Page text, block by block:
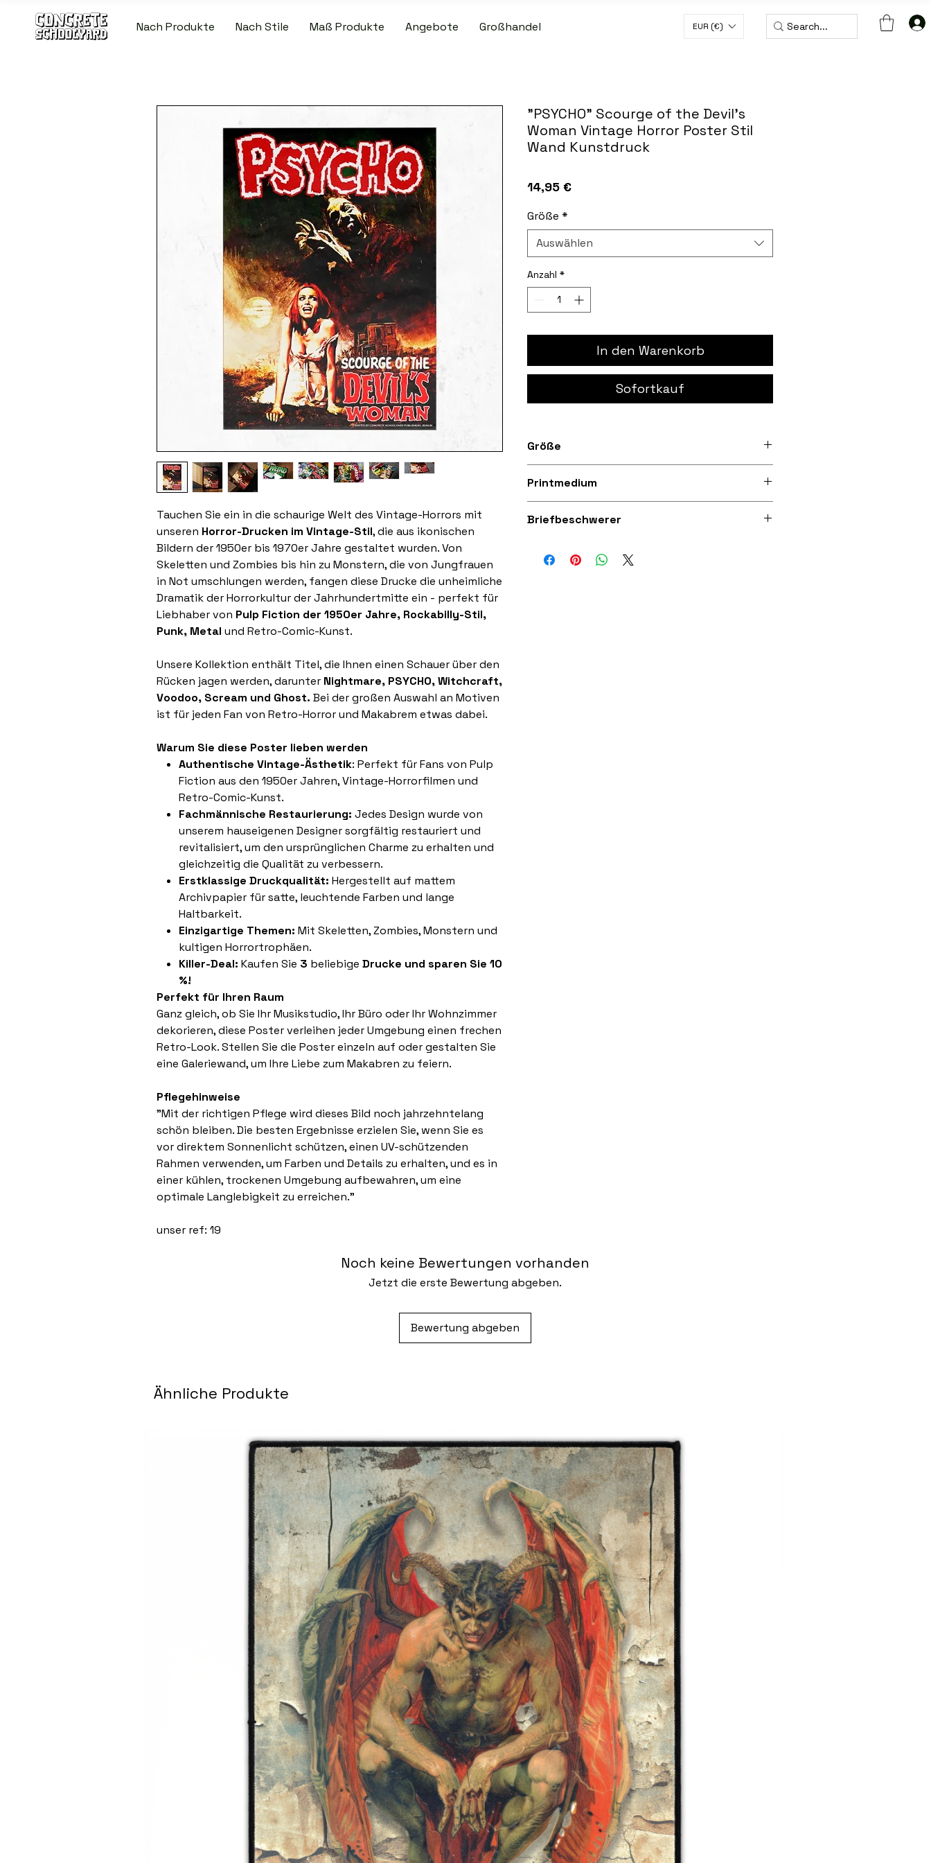
Nach Produkte Nach Stile Maß Produkte Angebote Großhandel EUR (€)
Tauchen Sie ein in die schaurige Welt des Vintage-Horrors mit
unseren Horror-Drucken im Vintage-Stil, die aus ikonischen
Bildern der 1950er bis 1970er Jahre gestaltet wurden. Von
Skeletten und Zombies bis hin zu Monstern, die von Jungfrauen
in Not umschlungen werden, fangen diese Drucke die unheimliche
Dramatik der Horrorkultur der Jahrhundertmitte ein - perfekt für
Liebhaber von Pulp Fiction der 1950er Jahre, Rockabilly-Stil,
Punk, Metal und Retro-Comic-Kunst.
Unsere Kollektion enthält Titel, die Ihnen einen Schauer über den
Rücken jagen werden, darunter Nightmare, PSYCHO, Witchcraft,
Voodoo, Scream und Ghost. Bei der großen Auswahl an Motiven
ist für jeden Fan von Retro-Horror und Makabrem etwas dabei.
Warum Sie diese Poster lieben werden
Authentische Vintage-Ästhetik: Perfekt für Fans von Pulp
Fiction aus den 1950er Jahren, Vintage-Horrorfilmen und
Retro-Comic-Kunst.
Fachmännische Restaurierung: Jedes Design wurde von
unserem hauseigenen Designer sorgfältig restauriert und
revitalisiert, um den ursprünglichen Charme zu erhalten und
gleichzeitig die Qualität zu verbessern.
Erstklassige Druckqualität: Hergestellt auf mattem
Archivpapier für satte, leuchtende Farben und lange
Haltbarkeit.
Einzigartige Themen: Mit Skeletten, Zombies, Monstern und
kultigen Horrortrophäen.
Killer-Deal: Kaufen Sie 3 beliebige Drucke und sparen Sie 10
%!
Perfekt für Ihren Raum
Ganz gleich, ob Sie Ihr Musikstudio, Ihr Büro oder Ihr Wohnzimmer
dekorieren, diese Poster verleihen jeder Umgebung einen frechen
Retro-Look. Stellen Sie die Poster einzeln auf oder gestalten Sie
eine Galeriewand, um Ihre Liebe zum Makabren zu feiern.
Pflegehinweise
"Mit der richtigen Pflege wird dieses Bild noch jahrzehntelang
schön bleiben. Die besten Ergebnisse erzielen Sie, wenn Sie es
vor direktem Sonnenlicht schützen, einen UV-schützenden
Rahmen verwenden, um Farben und Details zu erhalten, und es in
einer kühlen, trockenen Umgebung aufbewahren, um eine
optimale Langlebigkeit zu erreichen."
unser ref: 19
"PSYCHO" Scourge of the Devil's
Woman Vintage Horror Poster Stil
Wand Kunstdruck
14,95 €Preis
Größe *
Auswählen
Anzahl *
In den Warenkorb
Sofortkauf
Größe
(329 mm x 483 mm)
Printmedium
hochwertiger, traditioneller Haptik
Briefbeschwerer
Noch keine Bewertungen vorhanden
Jetzt die erste Bewertung abgeben.
Bewertung abgeben
Ähnliche Produkte